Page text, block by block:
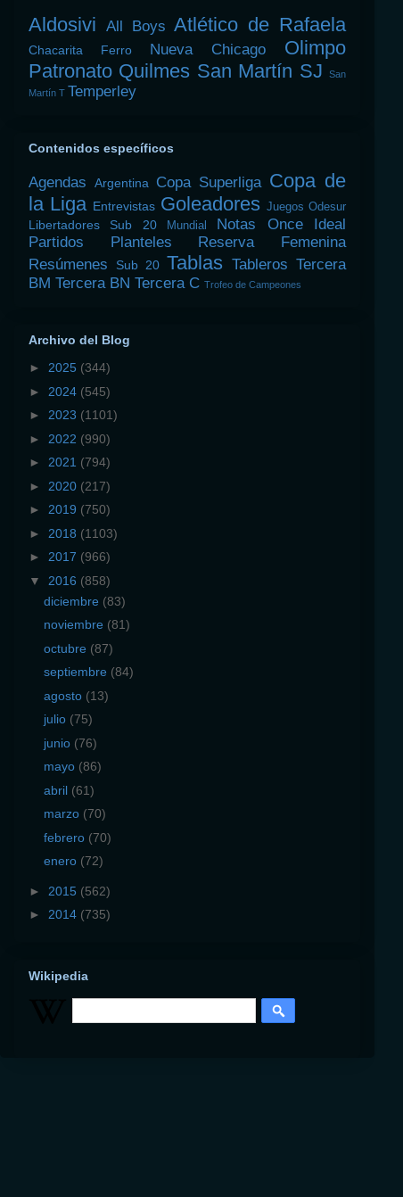
Aldosivi All Boys Atlético de Rafaela
Chacarita Ferro Nueva Chicago
Olimpo
Patronato Quilmes San Martín SJ
San
Martín T Temperley
Contenidos específicos
Agendas Argentina Copa Superliga Copa de
la Liga Entrevistas Goleadores Juegos Odesur
Libertadores Sub 20 Mundial Notas
Once Ideal
Partidos
Planteles
Reserva Femenina
Resúmenes
Sub 20 Tablas Tableros Tercera
BM Tercera BN Tercera C Trofeo de Campeones
Archivo del Blog
► 2025 (344)
► 2024 (545)
► 2023 (1101)
► 2022 (990)
► 2021 (794)
► 2020 (217)
► 2019 (750)
► 2018 (1103)
► 2017 (966)
▼ 2016 (858)
diciembre (83)
noviembre (81)
octubre (87)
septiembre (84)
agosto (13)
julio (75)
junio (76)
mayo (86)
abril (61)
marzo (70)
febrero (70)
enero (72)
► 2015 (562)
► 2014 (735)
Wikipedia